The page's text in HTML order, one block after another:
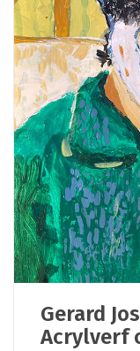
Gerard
Acrylverf